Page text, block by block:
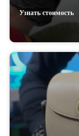
Узнать стоимость